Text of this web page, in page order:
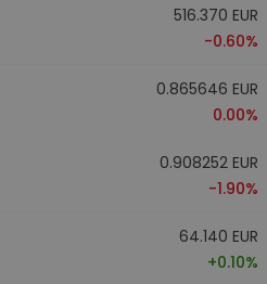
516.370 EUR
-0.60%
0.865646 EUR
0.00%
0.908252 EUR
-1.90%
64.140 EUR
+0.10%